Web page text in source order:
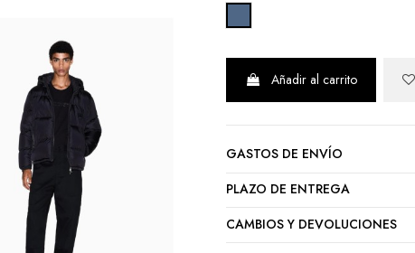
Añadir al carrito
GASTOS DE ENVÍO
PLAZO DE ENTREGA
CAMBIOS Y DEVOLUCIONES